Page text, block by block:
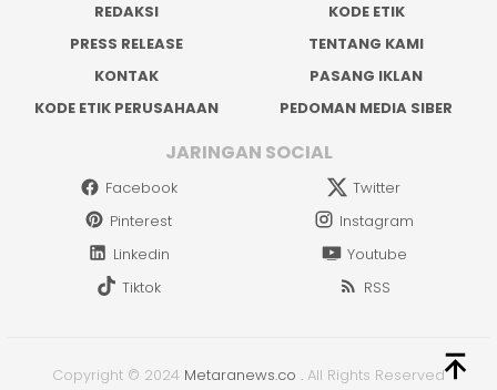
REDAKSI
KODE ETIK
PRESS RELEASE
TENTANG KAMI
KONTAK
PASANG IKLAN
KODE ETIK PERUSAHAAN
PEDOMAN MEDIA SIBER
JARINGAN SOCIAL
Facebook
Twitter
Pinterest
Instagram
Linkedin
Youtube
Tiktok
RSS
Copyright © 2024 Metaranews.co . All Rights Reserved